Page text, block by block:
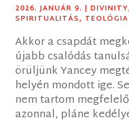
2026. JANUÁR 9. |DIVINITY
SPIRITUALITÁS, TEOLÓGIA
Akkor a csapdát
újabb csalódás
örüljünk Yancey
helyén mondott ige.
nem tartom
azonnal, pláne